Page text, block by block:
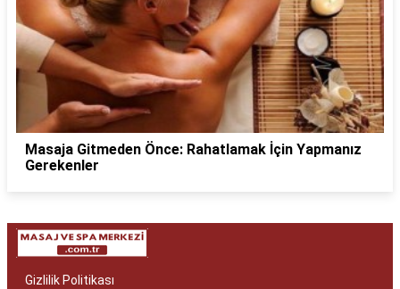
Masaja Gitmeden Önce: Rahatlamak İçin Yapmanız
Gerekenler
Gizlilik Politikası